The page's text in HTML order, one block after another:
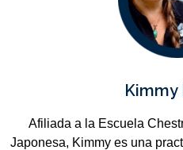
Kimmy
Afiliada a la Escuela
Japonesa, Kimmy es una